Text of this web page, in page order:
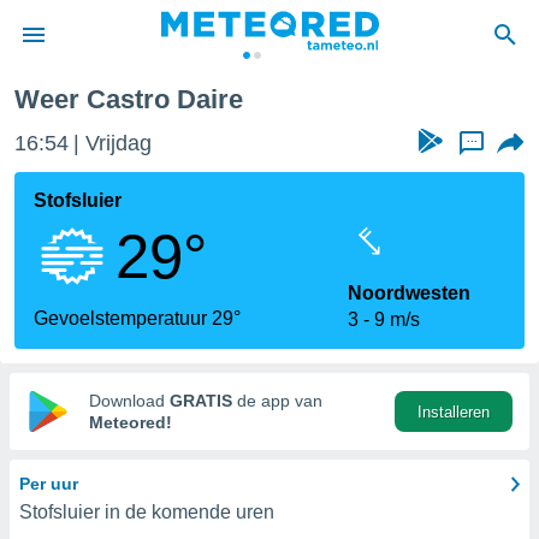
door
verstrekte
hoge
hebt de
voor
op basis
Weer Castro Daire
16:54 Vrijdag ...
Stofsluier
29°
Gevoelstemperatuur 29°
Noordwesten
3
9 m/s
Download GRATIS de app van
Meteored!
Installeren
Per uur
Stofsluier in de komende uren